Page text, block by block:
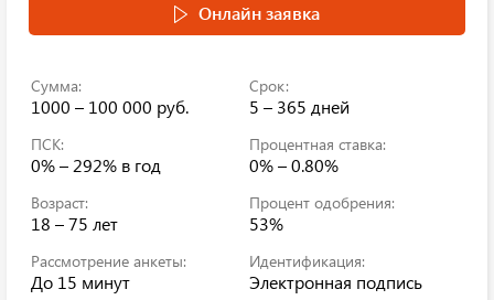
Онлайн заявка
Сумма:
1000 – 100 000 руб.
Срок:
5 – 365 дней
ПСК:
0% – 292% в год
Процентная ставка:
0% – 0.80%
Возраст:
18 – 75 лет
Процент одобрения:
53%
Рассмотрение анкеты:
До 15 минут
Идентификация:
Электронная подпись